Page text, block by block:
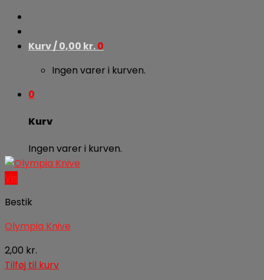
Kurv /0,00 kr.0
Ingen varer i kurven.
0
Kurv
Ingen varer i kurven.
Bestik
Olympia Knive
2,00 kr.
Tilføj til kurv